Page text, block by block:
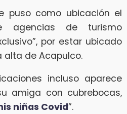
puso como ubicación el
agencias de turismo
por estar ubicado
alta de Acapulco.
incluso aparece
amiga con cubrebocas,
niñas Covid”.